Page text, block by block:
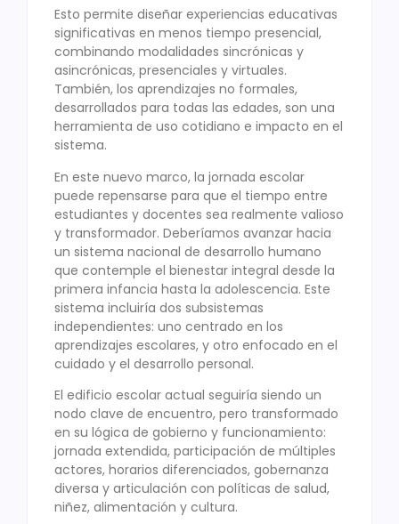
Esto permite diseñar experiencias educativas
significativas en menos tiempo presencial,
combinando modalidades sincrónicas y
asincrónicas, presenciales y virtuales.
También, los aprendizajes no formales,
desarrollados para todas las edades, son una
herramienta de uso cotidiano e impacto en el
sistema.
En este nuevo marco, la jornada escolar
puede repensarse para que el tiempo entre
estudiantes y docentes sea realmente valioso
y transformador. Deberíamos avanzar hacia
un sistema nacional de desarrollo humano
que contemple el bienestar integral desde la
primera infancia hasta la adolescencia. Este
sistema incluiría dos subsistemas
independientes: uno centrado en los
aprendizajes escolares, y otro enfocado en el
cuidado y el desarrollo personal.
El edificio escolar actual seguiría siendo un
nodo clave de encuentro, pero transformado
en su lógica de gobierno y funcionamiento:
jornada extendida, participación de múltiples
actores, horarios diferenciados, gobernanza
diversa y articulación con políticas de salud,
niñez, alimentación y cultura.